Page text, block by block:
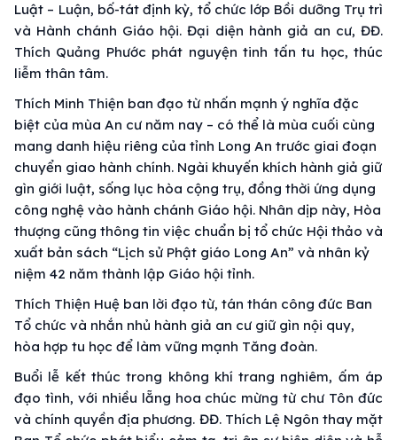
Luật – Luận, bố-tát định kỳ, tổ chức lớp Bồi dưỡng Trụ trì
và Hành chánh Giáo hội. Đại diện hành giả an cư, ĐĐ.
Thích Quảng Phước phát nguyện tinh tấn tu học, thúc
liễm thân tâm.
Thích Minh Thiện ban đạo từ nhấn mạnh ý nghĩa đặc
biệt của mùa An cư năm nay – có thể là mùa cuối cùng
mang danh hiệu riêng của tỉnh Long An trước giai đoạn
chuyển giao hành chính. Ngài khuyến khích hành giả giữ
gìn giới luật, sống lục hòa cộng trụ, đồng thời ứng dụng
công nghệ vào hành chánh Giáo hội. Nhân dịp này, Hòa
thượng cũng thông tin việc chuẩn bị tổ chức Hội thảo và
xuất bản sách “Lịch sử Phật giáo Long An” và nhân kỷ
niệm 42 năm thành lập Giáo hội tỉnh.
Thích Thiện Huệ ban lời đạo từ, tán thán công đức Ban
Tổ chức và nhắn nhủ hành giả an cư giữ gìn nội quy,
hòa hợp tu học để làm vững mạnh Tăng đoàn.
Buổi lễ kết thúc trong không khí trang nghiêm, ấm áp
đạo tình, với nhiều lẵng hoa chúc mừng từ chư Tôn đức
và chính quyền địa phương. ĐĐ. Thích Lệ Ngôn thay mặt